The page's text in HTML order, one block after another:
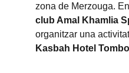
zona de Merzouga.
club Amal Khamlia
organitzar una
Kasbah Hotel